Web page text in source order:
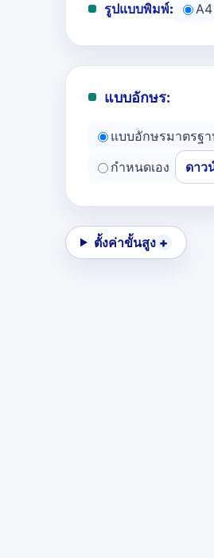
รูปแบบพิมพ์: A4
แบบอักษร:
แบบอักษรมาตรฐ
กำหนดเอง
ดาว
ตั้งค่าขั้นสูง